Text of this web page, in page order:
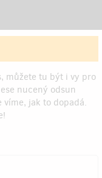
můžete tu být i vy pro
nucený odsun
jak to dopadá.